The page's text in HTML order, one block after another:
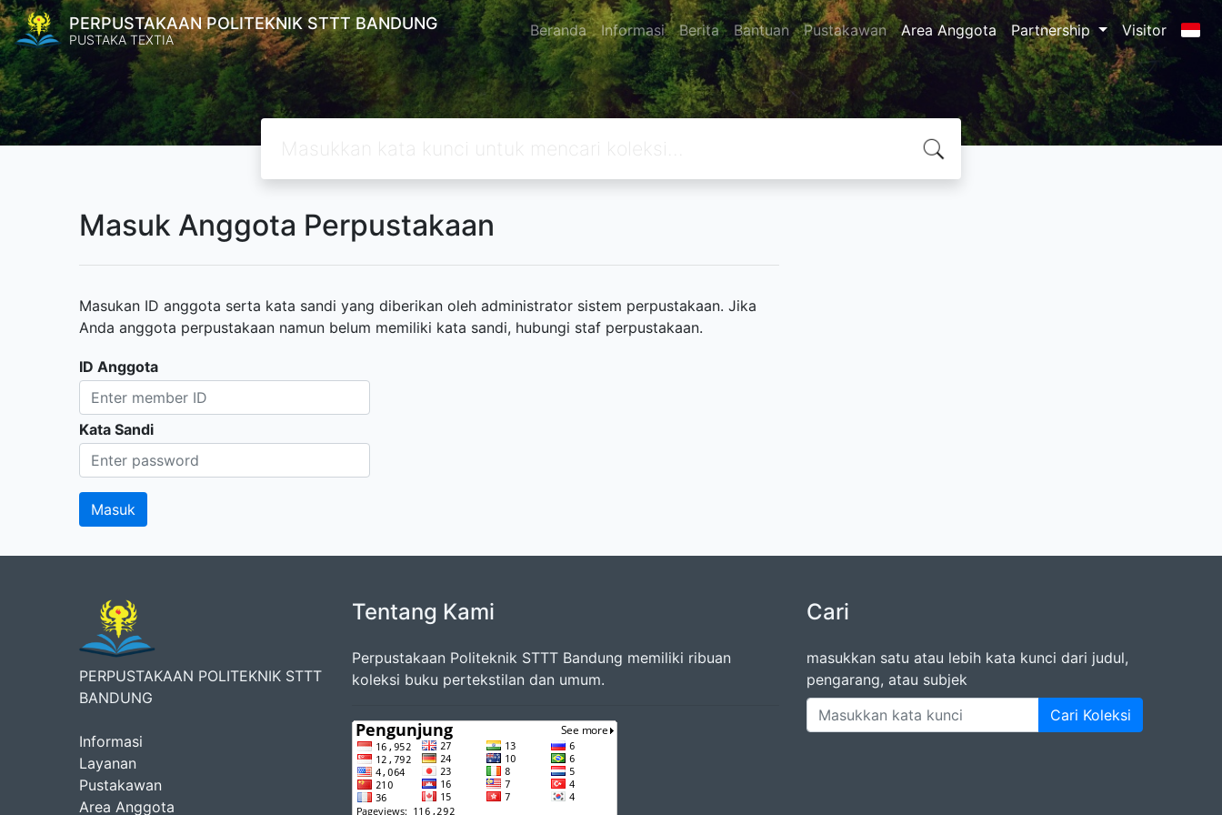
PERPUSTAKAAN POLITEKNIK STTT BANDUNG
PUSTAKA TEXTIA Beranda Informasi Berita Bantuan Pustakawan Area Anggota Partnership Visitor
Masuk Anggota Perpustakaan
Masukan ID anggota serta kata sandi yang diberikan oleh administrator sistem perpustakaan. Jika
Anda anggota perpustakaan namun belum memiliki kata sandi, hubungi staf perpustakaan.
ID Anggota
Kata Sandi
PERPUSTAKAAN POLITEKNIK STTT
BANDUNG
Informasi
Layanan
Pustakawan
Area Anggota
Tentang Kami
Perpustakaan Politeknik STTT Bandung memiliki ribuan
koleksi buku pertekstilan dan umum.
Cari
masukkan satu atau lebih kata kunci dari judul,
pengarang, atau subjek
Cari Koleksi